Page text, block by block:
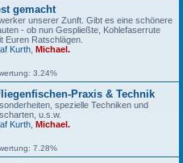
gemacht
unserer Zunft. Gibt es eine schönere
- ob nun Gespließte, Kohlefaserrute
Euren Ratschlägen.
Kurth
Michael.
3.24%
Praxis & Technik
spezielle Techniken und
u.s.w.
Kurth
Michael.
7.28%